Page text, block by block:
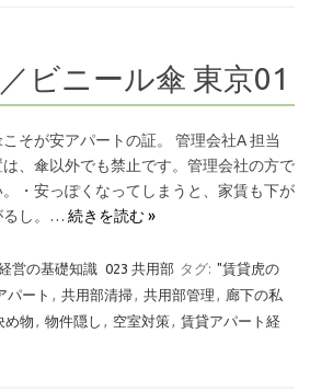
ビニール傘 東京01
そが安アパートの証。 管理会社A 担当
、傘以外でも禁止です。管理会社の方で
・安っぽくなってしまうと、家賃も下が
るし。… 続きを読む »
営の基礎知識 023 共用部 タグ: "賃貸虎の
パート , 共用部清掃, 共用部管理 , 廊下の私
め物 , 物件隠し , 空室対策, 賃貸アパート経